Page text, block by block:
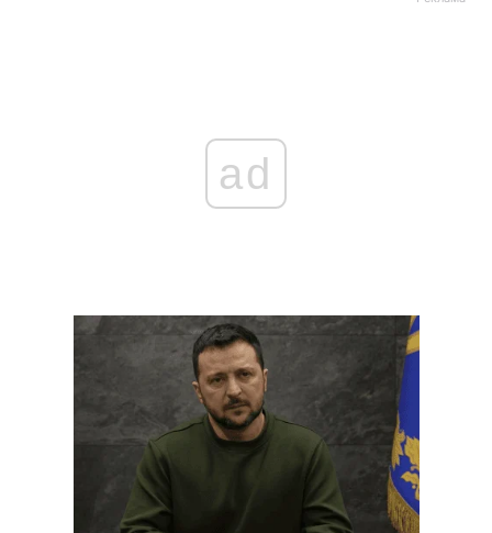
ad